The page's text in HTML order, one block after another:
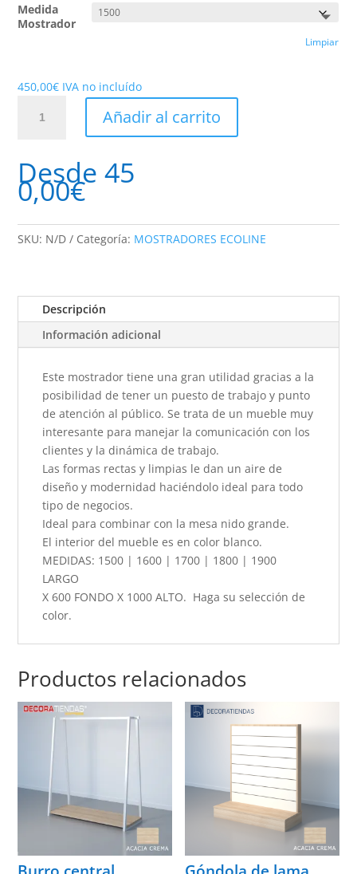
Medida
Mostrador
Limpiar
450,00€ IVA no incluído
Añadir al carrito
Desde45
0,00€
SKU: N/D Categoría: MOSTRADORES ECOLINE
Descripción
Información adicional
Este mostrador tiene una gran utilidad gracias a la
posibilidad de tener un puesto de trabajo y punto
de atención al público. Se trata de un mueble muy
interesante para manejar la comunicación con los
clientes y la dinámica de trabajo.
Las formas rectas y limpias le dan un aire de
diseño y modernidad haciéndolo ideal para todo
tipo de negocios.
Ideal para combinar con la mesa nido grande.
El interior del mueble es en color blanco.
MEDIDAS: 1500 | 1600 | 1700 | 1800 | 1900
LARGO
X 600 FONDO X 1000 ALTO. Haga su selección de
color.
Productos relacionados